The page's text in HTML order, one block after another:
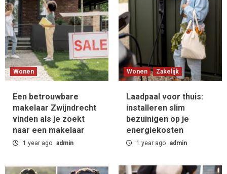
Wonen
Een betrouwbare
makelaar Zwijndrecht
vinden als je zoekt
naar een makelaar
1 year ago admin
Wonen Zakelijk
Laadpaal voor thuis:
installeren slim
bezuinigen op je
energiekosten
1 year ago admin